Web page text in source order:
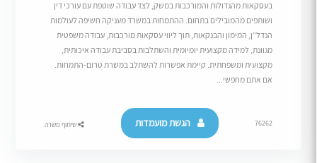
בעסקאות מהגדולות והמורכבות במשק, לצד עבודה שוטפת עם עורכי דין
ושותפים מהמובילים בתחום. ההתמחות במשרד מעניקה חשיפה לעולמות
הנדל”ן, המימון והבנקאות, תוך ליווי עסקאות מורכבות, עבודה משפטית
מגוונת, למידה מקצועית יומיומית והשתלבות בסביבת עבודה איכותית,
מקצועית ומשפחתית. קיימת אפשרות להשתלב במשרת טרום-התמחות.
אם אתם מחפשי...
76262 הגשת מועמדות שיתוף משרה